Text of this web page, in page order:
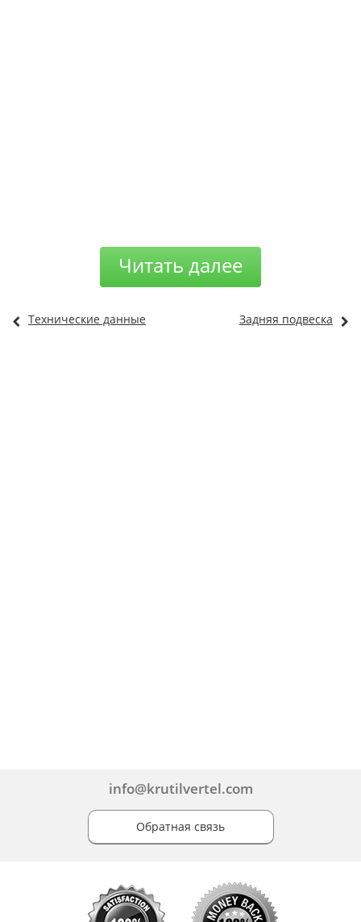
Читать далее
Технические данные Задняя подвеска
info@krutilvertel.com
Обратная связь